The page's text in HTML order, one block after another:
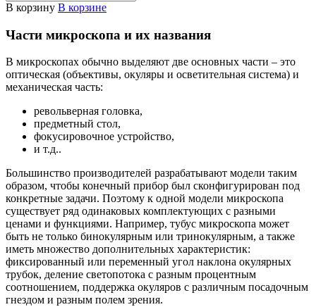
В корзину В корзине
Части микроскопа и их названия
В микроскопах обычно выделяют две основных части – это
оптическая (объективы, окуляры и осветительная система) и
механическая часть:
револьверная головка,
предметный стол,
фокусировочное устройство,
и т.д..
Большинство производителей разрабатывают модели таким
образом, чтобы конечный прибор был сконфигурирован под
конкретные задачи. Поэтому к одной модели микроскопа
существует ряд одинаковых комплектующих с разными
ценами и функциями. Например, тубус микроскопа может
быть не только бинокулярным или тринокулярным, а также
иметь множество дополнительных характеристик:
фиксированный или переменный угол наклона окулярных
трубок, деление светопотока с разным процентным
соотношением, поддержка окуляров с различным посадочным
гнездом и разным полем зрения.